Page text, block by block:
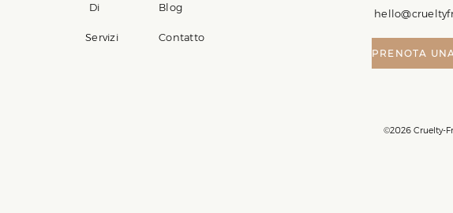
Di
Servizi
Blog
Contatto
©2026 Cruelty-